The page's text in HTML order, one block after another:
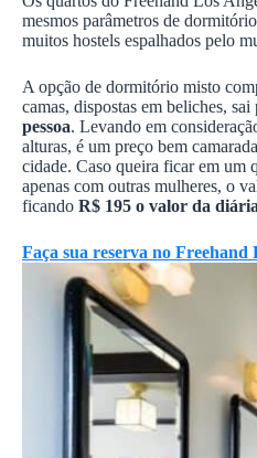
mesmos parâmetros de
muitos hostels espalhados pelo
A opção de dormitório misto
camas, dispostas em beliches, sai
pessoa. Levando em
alturas, é um preço bem
cidade. Caso queira ficar em um
apenas com outras mulheres, o
ficando R$ 195 o valor da
Faça sua reserva no Freehand